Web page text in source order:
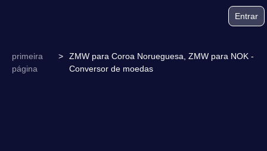
Entrar
primeira
página
>
ZMW para Coroa Norueguesa, ZMW para NOK -
Conversor de moedas